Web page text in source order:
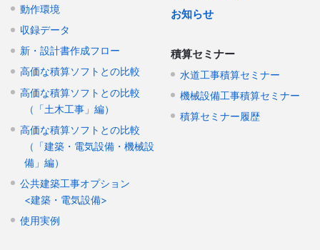
動作環境
収録データ
新・設計書作成フロー
高価な積算ソフトとの比較
高価な積算ソフトとの比較
（「土木工事」編）
高価な積算ソフトとの比較
（「建築・電気設備・機械設
備」編）
公共建築工事オプション
<建築・電気設備>
使用実例
お知らせ
積算セミナー
水道工事積算セミナー
機械設備工事積算セミナー
積算セミナー履歴